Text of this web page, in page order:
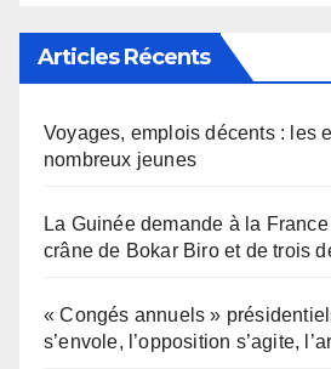
Articles Récents
Voyages, emplois décents : les
nombreux jeunes
La Guinée demande à la
crâne de Bokar Biro et de trois
« Congés annuels »
s’envole, l’opposition s’agite,